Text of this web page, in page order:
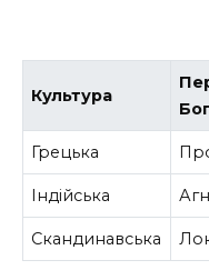
Культура
Бог
Грецька
Індійська
Скандинавська